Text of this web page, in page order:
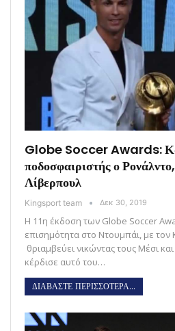
Globe Soccer Awards:
ποδοσφαιριστής ο
Λίβερπουλ
Kingsport team Δεκ 30, 2019
Η 11η έκδοση των Globe Soccer
επισημότητα στο Ντουμπάι, με τον
θριαμβεύει νικώντας τους Μέσι
κέρδισε αυτό του…
ΔΙΑΒΑΣΤΕ ΠΕΡΙΣΣΟΤΕΡΑ...